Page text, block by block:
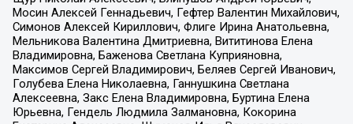
Мосин Алексей Геннадьевич, Гефтер Валентин Михайлович,
Симонов Алексей Кириллович, Флиге Ирина Анатольевна,
Мельникова Валентина Дмитриевна, Вититинова Елена
Владимировна, Баженова Светлана Куприяновна,
Максимов Сергей Владимирович, Беляев Сергей Иванович,
Голубева Елена Николаевна, Ганнушкина Светлана
Алексеевна, Закс Елена Владимировна, Буртина Елена
Юрьевна, Гендель Людмила Залмановна, Кокорина